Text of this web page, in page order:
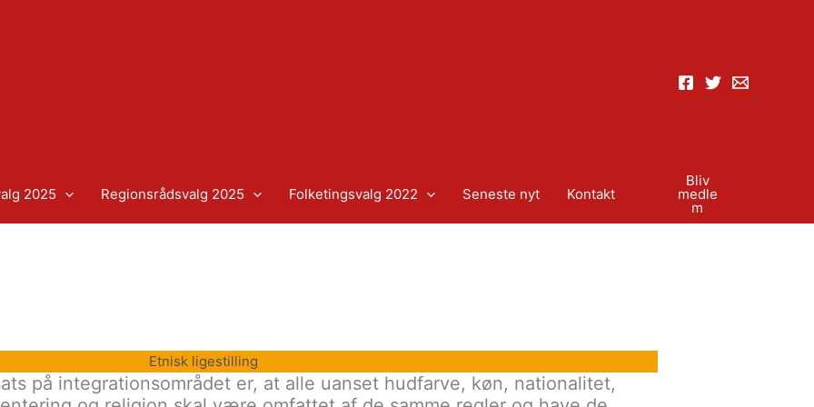
2025 Regionsrådsvalg 2025 Folketingsvalg 2022 Seneste nyt Kontakt
Bliv
medle
m
Etnisk ligestilling
på integrationsområdet er, at alle uanset hudfarve, køn, nationalitet,